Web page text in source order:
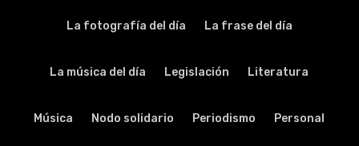
La fotografía del día La frase del día
La música del día Legislación Literatura
Música Nodo solidario Periodismo Personal